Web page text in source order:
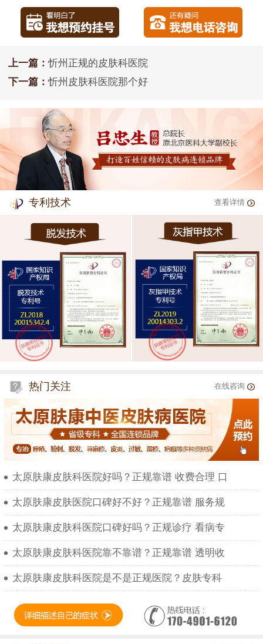
上一篇：忻州正规的皮肤科医院
下一篇：忻州皮肤科医院那个好
专利技术 查看详情
热门关注 在线咨询
太原肤康皮肤科医院好吗？正规靠谱 收费合理 口
太原肤康皮肤医院口碑好不好？正规靠谱 服务规
太原肤康皮肤科医院口碑好吗？正规诊疗 看病专
太原肤康皮肤科医院靠不靠谱？正规靠谱 透明收
太原肤康皮肤科医院是不是正规医院？皮肤专科